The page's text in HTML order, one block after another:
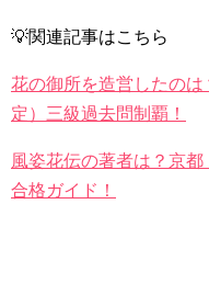
💡関連記事はこちら
花の御所を造営したの
定）三級過去問制覇！
風姿花伝の著者は？京
合格ガイド！